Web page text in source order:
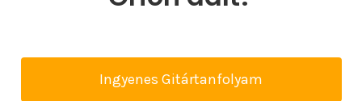
Ingyenes Gitártanfolyam